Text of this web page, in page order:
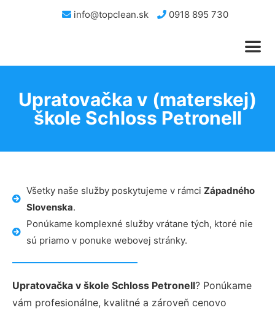
info@topclean.sk 0918 895 730
Upratovačka v (materskej)
škole Schloss Petronell
Všetky naše služby poskytujeme v rámci Západného
Slovenska.
Ponúkame komplexné služby vrátane tých, ktoré nie
sú priamo v ponuke webovej stránky.
Upratovačka v škole Schloss Petronell? Ponúkame
vám profesionálne, kvalitné a zároveň cenovo